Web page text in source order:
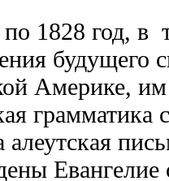
1828 год, в
будущего
Америке,
грамматика
алеутская